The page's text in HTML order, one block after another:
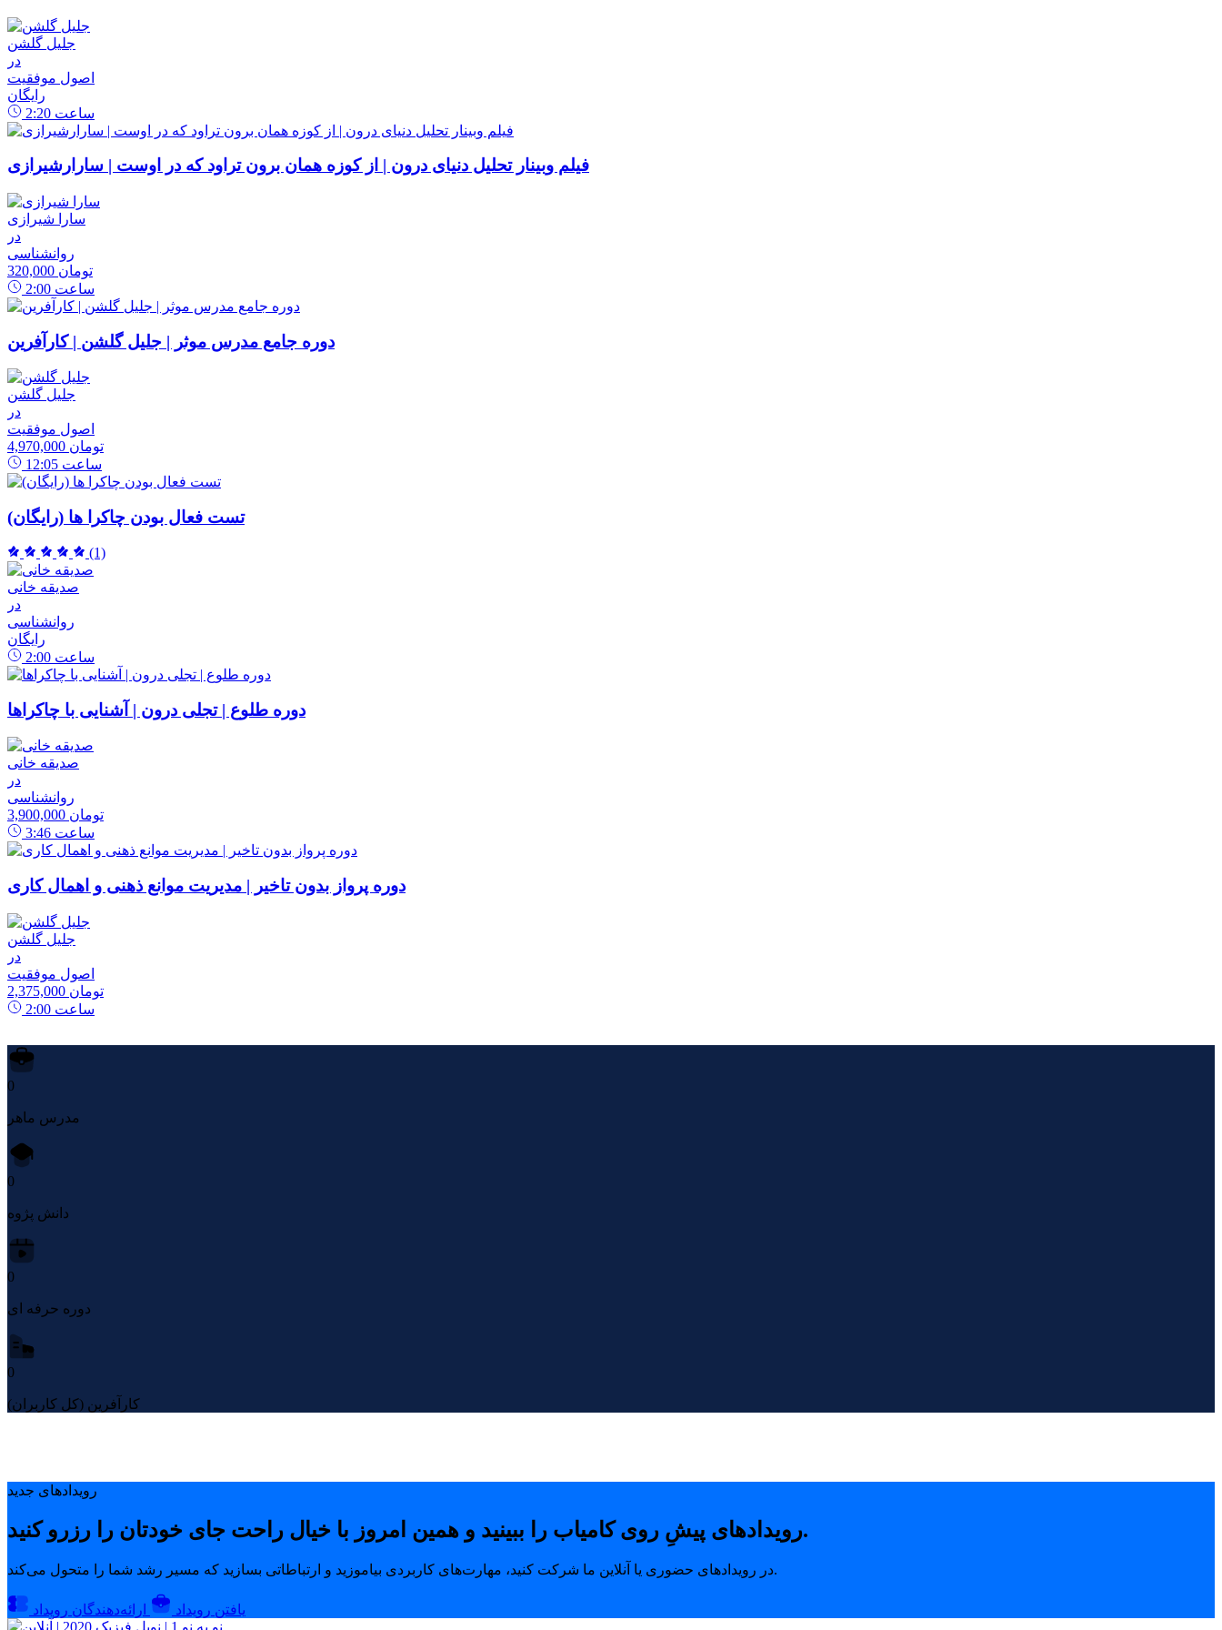
جلیل گلشن
در
اصول موفقیت
رایگان
2:20 ساعت
فیلم وبینار تحلیل دنیای درون | از کوزه همان برون تراود که در اوست | سارارشیرازی
سارا شیرازی
در
روانشناسی
320,000 تومان
2:00 ساعت
دوره جامع مدرس موثر | جلیل گلشن | کارآفرین
جلیل گلشن
در
اصول موفقیت
4,970,000 تومان
12:05 ساعت
تست فعال بودن چاکرا ها (رایگان)
(1)
صدیقه خانی
در
روانشناسی
رایگان
2:00 ساعت
دوره طلوع | تجلی درون | آشنایی با چاکراها
صدیقه خانی
در
روانشناسی
3,900,000 تومان
3:46 ساعت
دوره پرواز بدون تاخیر | مدیریت موانع ذهنی و اهمال کاری
جلیل گلشن
در
اصول موفقیت
2,375,000 تومان
2:00 ساعت
0
مدرس ماهر
0
دانش پژوه
0
دوره حرفه ای
0
کارآفرین (کل کاربران)
رویدادهای جدید
رویدادهای پیشِ روی کامیاب را ببینید و همین امروز با خیال راحت جای خودتان را رزرو کنید.
در رویدادهای حضوری یا آنلاین ما شرکت کنید، مهارت‌های کاربردی بیاموزید و ارتباطاتی بسازید که مسیر رشد شما را متحول می‌کند.
یافتن رویداد ارائه‌دهندگان رویداد